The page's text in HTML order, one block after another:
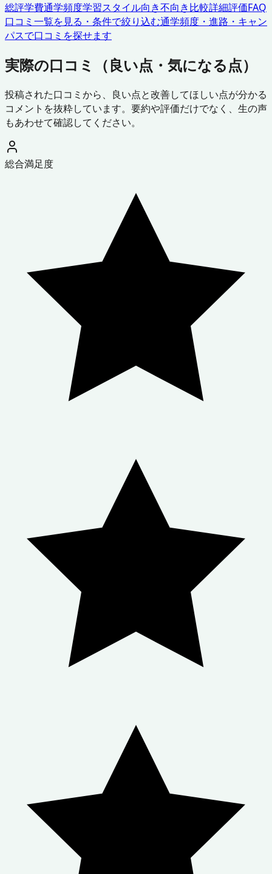
総評学費通学頻度学習スタイル向き不向き比較詳細評価FAQ
口コミ一覧を見る・条件で絞り込む通学頻度・進路・キャン
パスで口コミを探せます
実際の口コミ（良い点・気になる点）
投稿された口コミから、良い点と改善してほしい点が分かる
コメントを抜粋しています。要約や評価だけでなく、生の声
もあわせて確認してください。
総合満足度